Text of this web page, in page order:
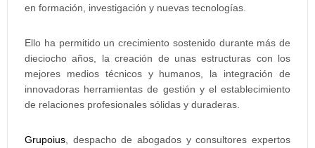
en formación, investigación y nuevas tecnologías.
Ello ha permitido un crecimiento sostenido durante más de
dieciocho años, la creación de unas estructuras con los
mejores medios técnicos y humanos, la integración de
innovadoras herramientas de gestión y el establecimiento
de relaciones profesionales sólidas y duraderas.
Grupoius , despacho de abogados y consultores expertos